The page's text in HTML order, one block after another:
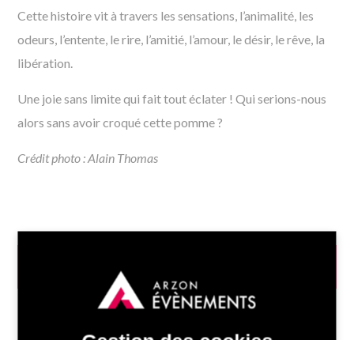
Cette histoire vit à travers les sensations, l’animalité, les
odeurs, l’entente, le rire, l’amitié, l’amour, le désir, le rêve, la
libération.
Une joie sans limite qui fait tout éclater ! Qui serions-nous
alors sans avoir croqué cette pomme ?
Crédit photo : Alain Thomas
INFOS PRATIQUES